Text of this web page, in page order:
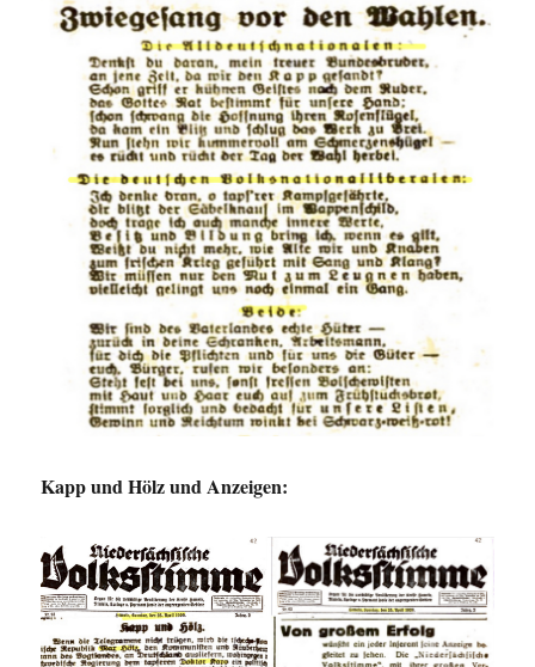
Kapp und Hölz und Anzeigen: